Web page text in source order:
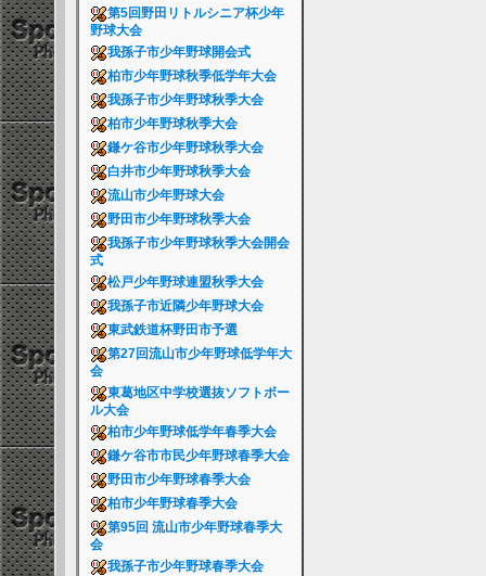
第5回野田リトルシニア杯少年
野球大会
我孫子市少年野球開会式
柏市少年野球秋季低学年大会
我孫子市少年野球秋季大会
柏市少年野球秋季大会
鎌ケ谷市少年野球秋季大会
白井市少年野球秋季大会
流山市少年野球大会
野田市少年野球秋季大会
我孫子市少年野球秋季大会開会
式
松戸少年野球連盟秋季大会
我孫子市近隣少年野球大会
東武鉄道杯野田市予選
第27回流山市少年野球低学年大
会
東葛地区中学校選抜ソフトボー
ル大会
柏市少年野球低学年春季大会
鎌ケ谷市市民少年野球春季大会
野田市少年野球春季大会
柏市少年野球春季大会
第95回 流山市少年野球春季大
会
我孫子市少年野球春季大会